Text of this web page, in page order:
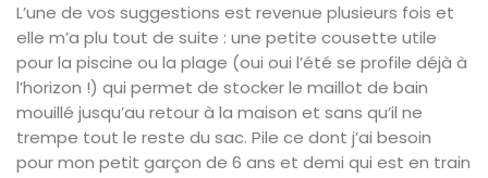
L’une de vos suggestions est revenue plusieurs fois et
elle m’a plu tout de suite : une petite cousette utile
pour la piscine ou la plage (oui oui l’été se profile déjà à
l’horizon !) qui permet de stocker le maillot de bain
mouillé jusqu’au retour à la maison et sans qu’il ne
trempe tout le reste du sac. Pile ce dont j’ai besoin
pour mon petit garçon de 6 ans et demi qui est en train